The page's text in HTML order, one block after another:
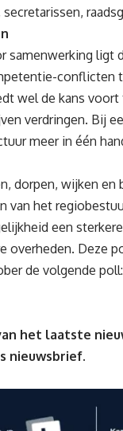
samenwerking ligt
wel de kans
verdringen. Bij
meer in één
dorpen, wijken
van het
een
overheden. Deze
de volgende poll:
het laatste
nieuwsbrief.